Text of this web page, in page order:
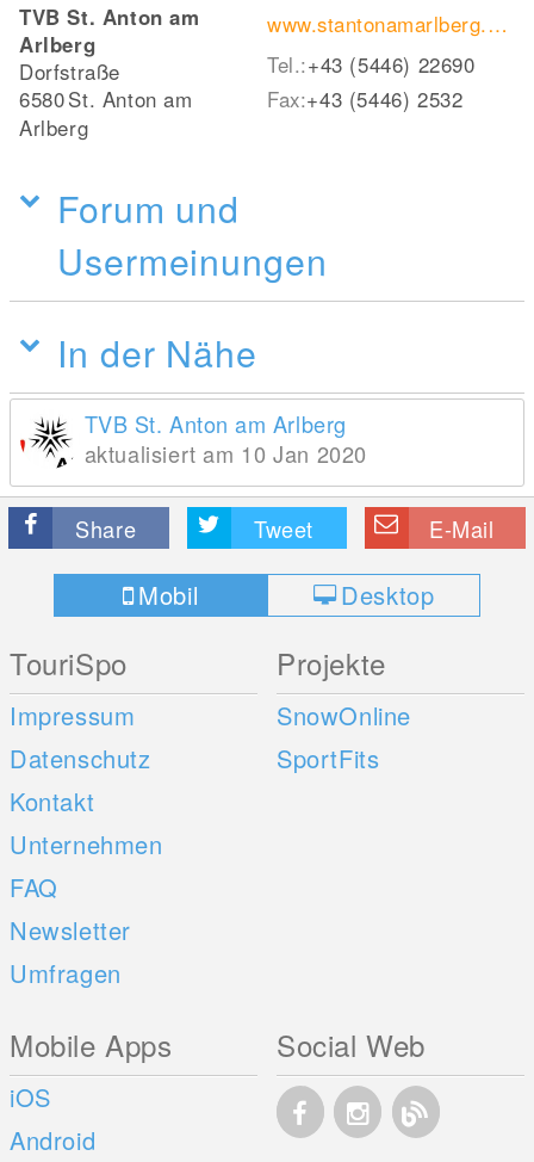
TVB St. Anton am
Arlberg
Dorfstraße
6580St. Anton am
Arlberg
www.stantonamarlberg.com
Tel.:+43 (5446) 22690
Fax:+43 (5446) 2532
Forum und
Usermeinungen
In der Nähe
TVB St. Anton am Arlberg
aktualisiert am 10 Jan 2020
Share Tweet E-Mail
Mobil Desktop
TouriSpo
Impressum
Datenschutz
Kontakt
Unternehmen
FAQ
Newsletter
Umfragen
Projekte
SnowOnline
SportFits
Mobile Apps
iOS
Android
Social Web